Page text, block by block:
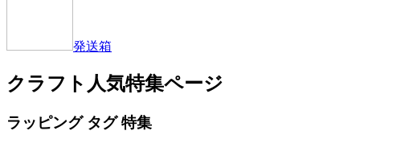
発送箱
クラフト人気特集ページ
ラッピング タグ 特集